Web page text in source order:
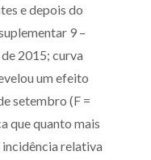
e depois do
9 –
2015; curva
um efeito
setembro (F =
que quanto mais
relativa